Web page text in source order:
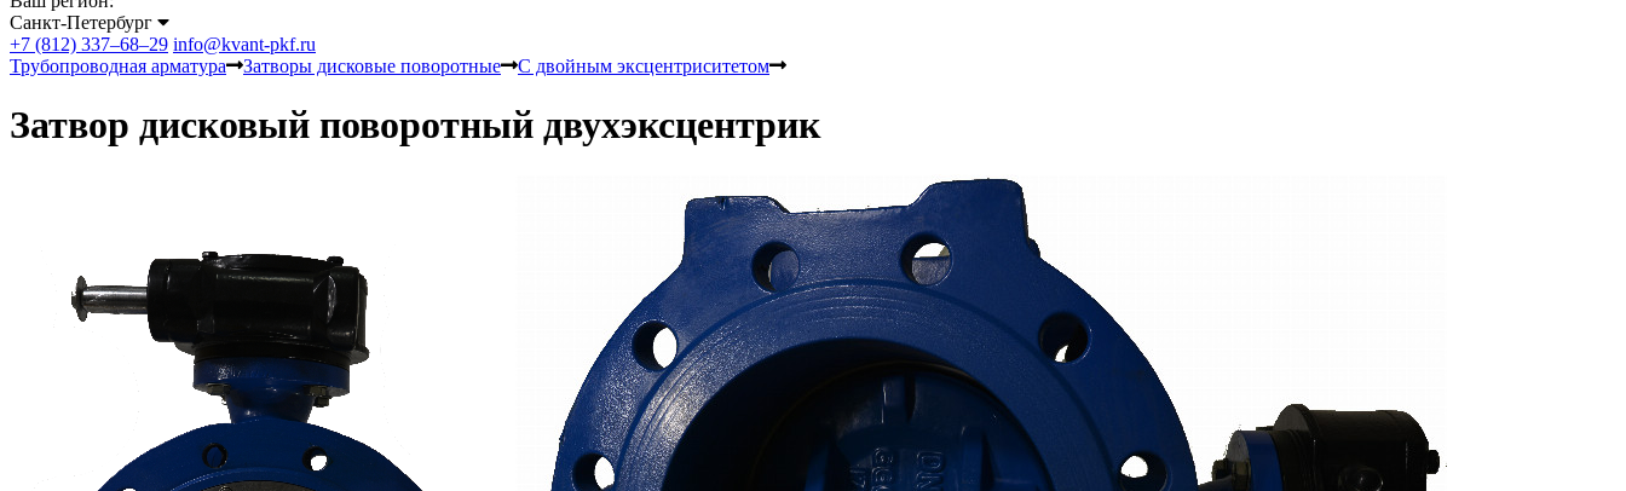
Санкт-Петербург
+7 (812) 337–68–29 info@kvant-pkf.ru
Трубопроводная арматура
Затворы дисковые поворотные С двойным эксцентриситетом
Затвор дисковый поворотный двухэксцентрик